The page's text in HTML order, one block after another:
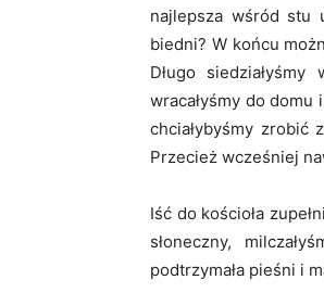
najlepsza wśród stu
biedni? W końcu
Długo
wracałyśmy do domu
chciałybyśmy zrobić
Przecież wcześniej
Iść do kościoła
słoneczny,
podtrzymała pieśni i